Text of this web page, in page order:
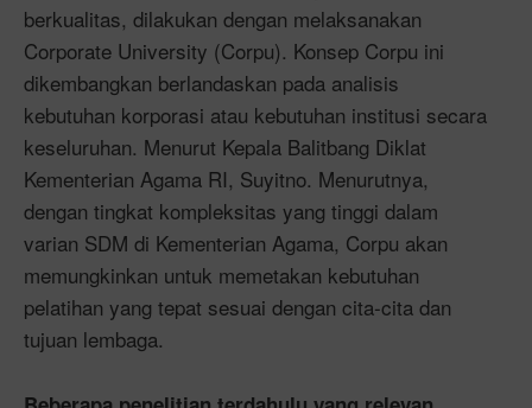
berkualitas, dilakukan dengan melaksanakan
Corporate University (Corpu). Konsep Corpu ini
dikembangkan berlandaskan pada analisis
kebutuhan korporasi atau kebutuhan institusi secara
keseluruhan. Menurut Kepala Balitbang Diklat
Kementerian Agama RI, Suyitno. Menurutnya,
dengan tingkat kompleksitas yang tinggi dalam
varian SDM di Kementerian Agama, Corpu akan
memungkinkan untuk memetakan kebutuhan
pelatihan yang tepat sesuai dengan cita-cita dan
tujuan lembaga.